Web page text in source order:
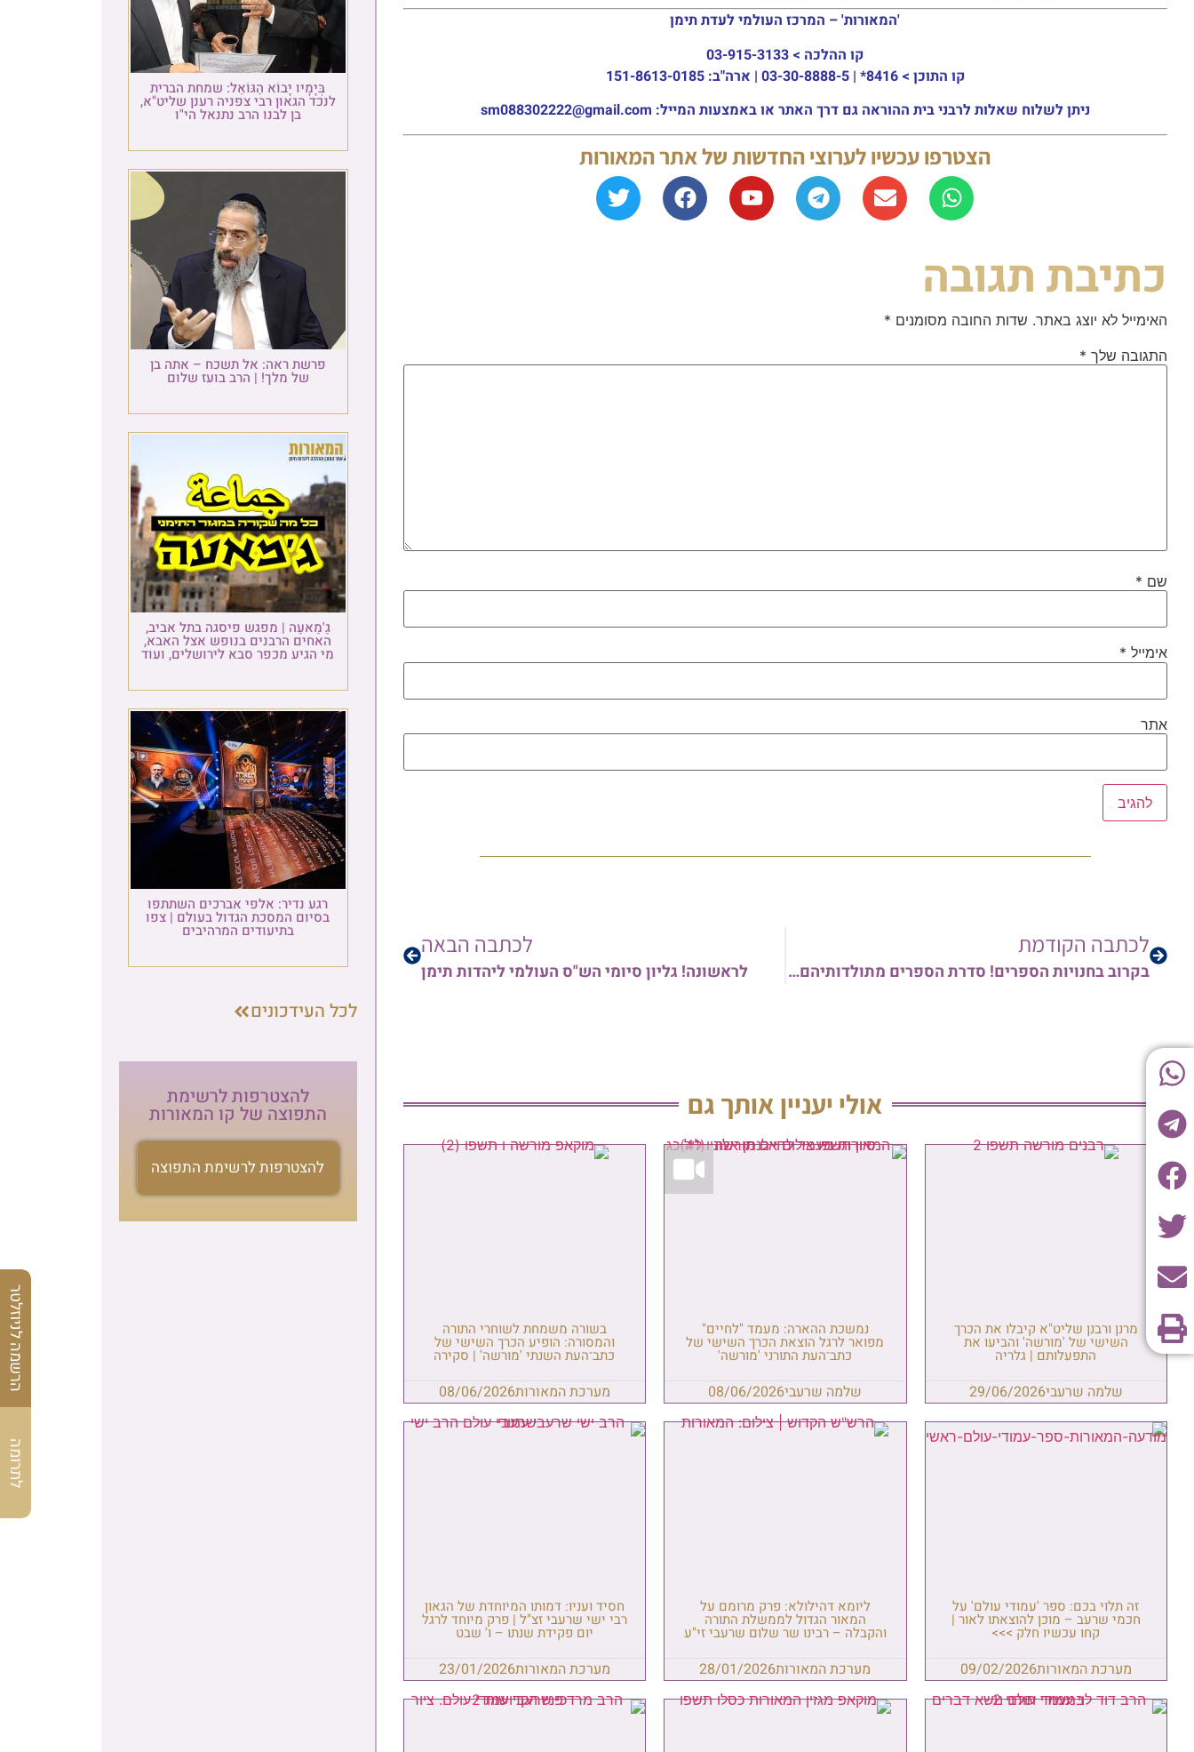
'המאורות' – המרכז העולמי לעדת תימן
קו ההלכה >
קו התוכן >8416* | 03-30-8888-5 | ארה"ב: 151-8613-0185
ניתן לשלוח שאלות לרבני בית ההוראה גם דרך האתר או באמצעות המייל: sm088302222@gmail.com
הצטרפו עכשיו לערוצי החדשות של אתר המאורות
כתיבת תגובה
האימייל לא יוצג באתר. שדות החובה מסומנים *
התגובה שלך *
שם *
אימייל *
אתר
לכתבה הקודמת
בקרוב בחנויות הספרים! סדרת הספרים מתולדותיהם של רבותינו מאורי האומה זיע"א
לכתבה הבאה
לראשונה! גליון סיומי הש"ס העולמי ליהדות תימן
אולי יעניין אותך גם
מרנן ורבנן שליט"א קיבלו את הכרך
השישי של 'מורשה' והביעו את
התפעלותם | גלריה
שלמה שרעבי29/06/2026
נמשכת ההארה: מעמד "לחיים"
מפואר לרגל הוצאת הכרך השישי של
כתב־העת התורני 'מורשה'
שלמה שרעבי08/06/2026
בשורה משמחת לשוחרי התורה
והמסורה: הופיע הכרך השישי של
כתב־העת השנתי 'מורשה' | סקירה
מערכת המאורות08/06/2026
זה תלוי בכם: ספר 'עמודי עולם' על
חכמי שרעב – מוכן להוצאתו לאור |
קחו עכשיו חלק >>>
מערכת המאורות09/02/2026
ליומא דהילולא: פרק מרומם על
המאור הגדול לממשלת התורה
והקבלה – רבינו שר שלום שרעבי זי"ע
מערכת המאורות28/01/2026
חסיד ועניו: דמותו המיוחדת של הגאון
רבי ישי שרעבי זצ"ל | פרק מיוחד לרגל
יום פקידת שנתו – ו' שבט
מערכת המאורות23/01/2026
בְּיָמָיו יָבוֹא הַגּוֹאֵל: שמחת הברית
לנכד הגאון רבי צפניה רענן שליט"א,
בן לבנו הרב נתנאל הי"ו
פרשת ראה: אל תשכח – אתה בן
של מלך! | הרב בועז שלום
גַ'מַאעַה | מפגש פיסגה בתל אביב,
האחים הרבנים בנופש אצל האבא,
מי הגיע מכפר סבא לירושלים, ועוד
רגע נדיר: אלפי אברכים השתתפו
בסיום המסכת הגדול בעולם | צפו
בתיעודים המרהיבים
לכל העידכונים
להצטרפות לרשימת
התפוצה של קו המאורות
להצטרפות לרשימת התפוצה
הרשמה לניוזלטר
לתרומה